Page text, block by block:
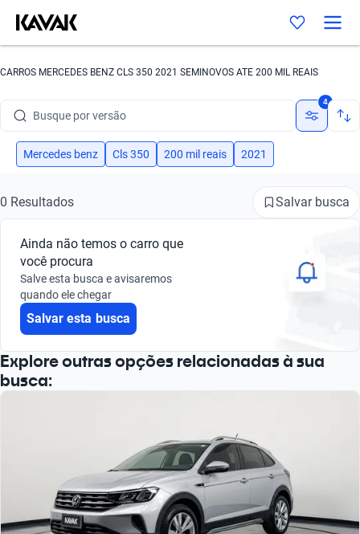
CARROS MERCEDES BENZ CLS 350 2021 SEMINOVOS ATE 200 MIL REAIS
Busque por marca
Busque por versão
Busque por ano
4
Mercedes benz Cls 350 200 mil reais 2021
0 Resultados Salvar busca
Ainda não temos o carro que
você procura
Salve esta busca e avisaremos
quando ele chegar
Salvar esta busca
Explore outras opções relacionadas à sua
busca: